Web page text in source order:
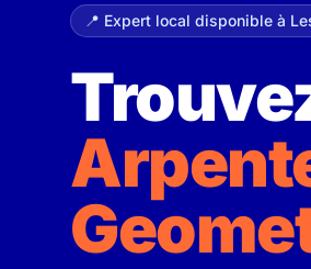
📍 Expert local disponible à